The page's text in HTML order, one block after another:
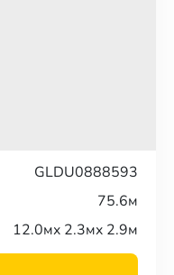
GLDU0888593
75.6м
12.0мx 2.3мx 2.9м